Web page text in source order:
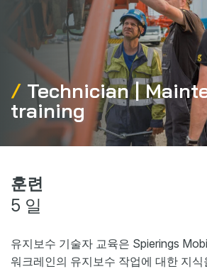
애프터서비스
회사 소개
홈
뉴스
이벤트
My Spierings
Technician |
training
훈련
5 일
유지보수 기술자 교육은 Spierings
워크레인의 유지보수 작업에 대한 지식